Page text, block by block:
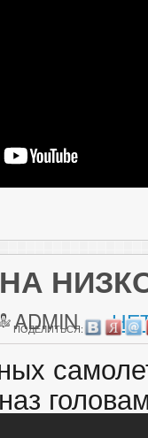
ADMIN
ПОДЕЛИТЬСЯ: